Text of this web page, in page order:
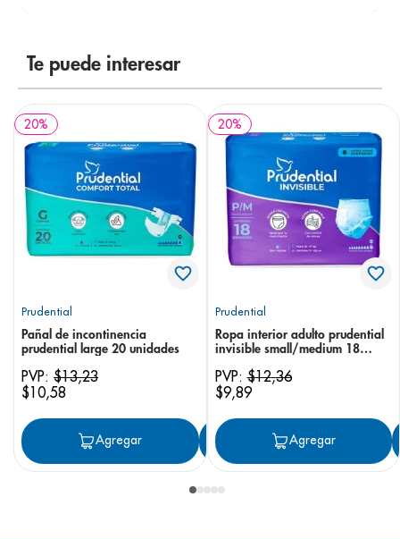
Te puede interesar
20%
Prudential
Pañal de incontinencia
prudential large 20 unidades
PVP: $13,23
$10,58
Agregar Agregar
20%
Prudential
Ropa interior adulto prudential
invisible small/medium 18
PVP:$12,36
$9,89
Agregar